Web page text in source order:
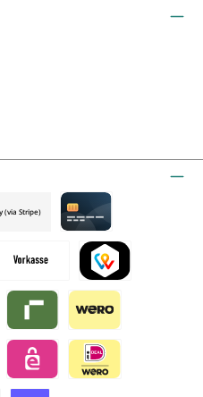
TWINT by mollie
Riverty by mollie
Wero
eps by mollie
(via Stripe)
Credit card by mollie